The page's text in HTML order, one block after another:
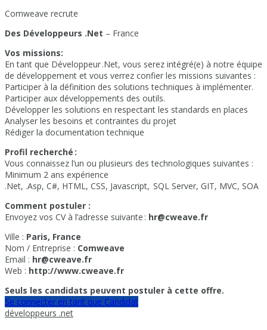
Comweave recrute
Des Développeurs .Net – France
Vos missions:
En tant que Développeur .Net, vous serez intégré(e) à notre équipe
de développement et vous verrez confier les missions suivantes :
Participer à la définition des solutions techniques à implémenter.
Participer aux développements des outils.
Développer les solutions en respectant les standards en places
Analyser les besoins et contraintes du projet
Rédiger la documentation technique
Profil recherché :
Vous connaissez l’un ou plusieurs des technologiques suivantes :
Minimum 2 ans expérience
.Net, .Asp, C#, HTML, CSS, Javascript, SQL Server, GIT, MVC, SOA
Comment postuler :
Envoyez vos CV à l’adresse suivante : hr@cweave.fr
Ville : Paris, France
Nom / Entreprise : Comweave
Email : hr@cweave.fr
Web : http://www.cweave.fr
Seuls les candidats peuvent postuler à cette offre.
Se connecter en tant que Candidat
développeurs .net